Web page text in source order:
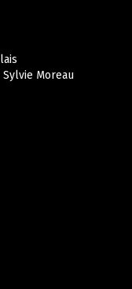
Moreau